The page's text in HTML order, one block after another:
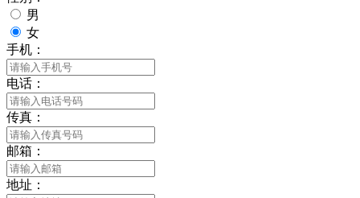
男
女
手机：
电话：
传真：
邮箱：
地址：